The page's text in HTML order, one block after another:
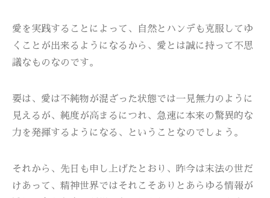
愛を実践することによって、自然とハンデも克服してゆ
くことが出来るようになるから、愛とは誠に持って不思
議なものなのです。
要は、愛は不純物が混ざった状態では一見無力のように
見えるが、純度が高まるにつれ、急速に本来の驚異的な
力を発揮するようになる、ということなのでしょう。
それから、先日も申し上げたとおり、昨今は末法の世だ
けあって、精神世界ではそれこそありとあらゆる情報が